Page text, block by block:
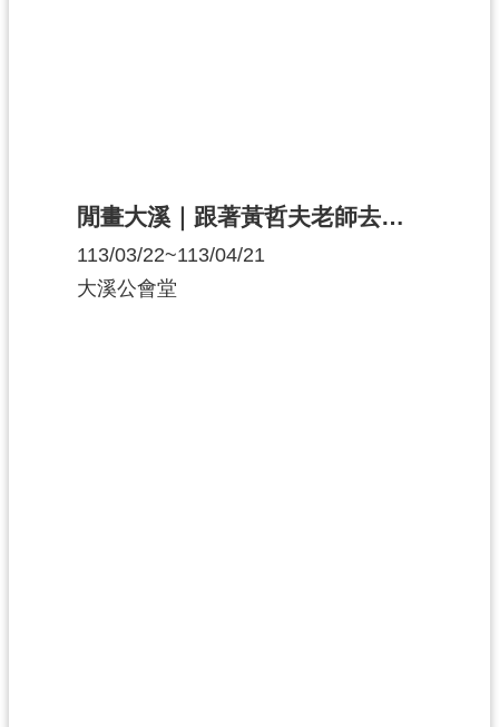
閒畫大溪｜跟著黃哲夫老師去寫生
113/03/22~113/04/21
大溪公會堂